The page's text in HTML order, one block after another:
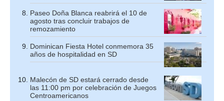
Paseo Doña Blanca reabrirá el 10 de
agosto tras concluir trabajos de
remozamiento
Dominican Fiesta Hotel conmemora 35
años de hospitalidad en SD
Malecón de SD estará cerrado desde
las 11:00 pm por celebración de Juegos
Centroamericanos